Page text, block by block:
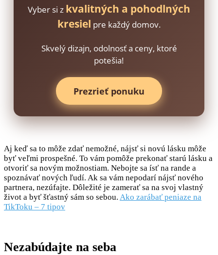
Vyber si z kvalitných a pohodlných
kresiel pre každý domov.
Skvelý dizajn, odolnosť a ceny, ktoré
potešia!
Prezrieť ponuku
Aj keď sa to môže zdať nemožné, nájsť si novú lásku môže
byť veľmi prospešné. To vám pomôže prekonať starú lásku a
otvoriť sa novým možnostiam. Nebojte sa ísť na rande a
spoznávať nových ľudí. Ak sa vám nepodarí nájsť nového
partnera, nezúfajte. Dôležité je zamerať sa na svoj vlastný
život a byť šťastný sám so sebou. Ako zarábať peniaze na
TikToku – 7 tipov
Nezabúdajte na seba